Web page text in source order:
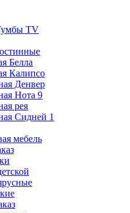
TV
Белла
Калипсо
Денвер
Нота 9
рея
Сидней 1
мебель